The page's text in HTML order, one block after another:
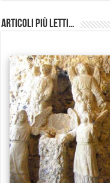
Articoli più Letti…